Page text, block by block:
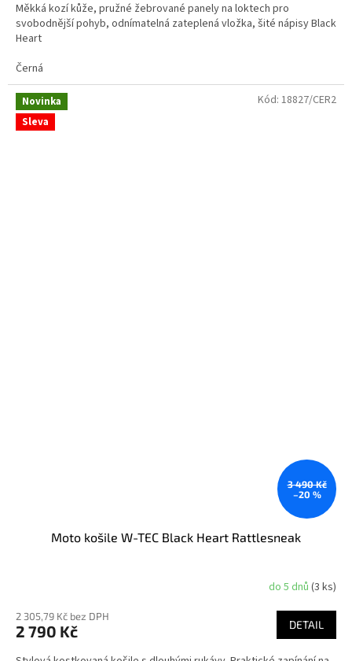
z
5
hvězdiček.
Měkká kozí kůže, pružné žebrované panely na loktech pro
svobodnější pohyb, odnímatelná zateplená vložka, šité nápisy Black
Heart
Černá
Novinka
Sleva
3 490 Kč
–20 %
Moto košile W-TEC Black Heart Rattlesneak
produktu
je
do 5 dnů(3 ks)
2 305,79 Kč bez DPH
2 790 Kč DETAIL
Kód: 18827/CER2